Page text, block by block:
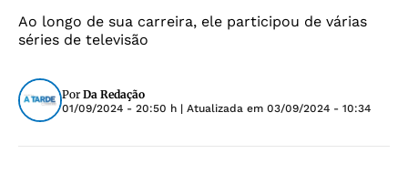
Ao longo de sua carreira, ele participou de várias
séries de televisão
Por Da Redação
01/09/2024 - 20:50 h | Atualizada em 03/09/2024 - 10:34